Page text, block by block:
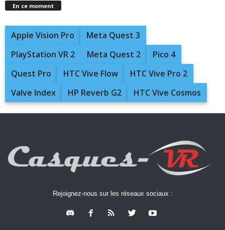
En ce moment
Apple Vision Pro
Meta Quest 3
PlayStation VR 2
Meta Quest 2
Pico 4
Quest Pro
HTC Vive Flow
HTC Vive Pro 2
Valve Index
HP Reverb G2 HTC Vive Cosmos
Rejoignez-nous sur les réseaux sociaux :